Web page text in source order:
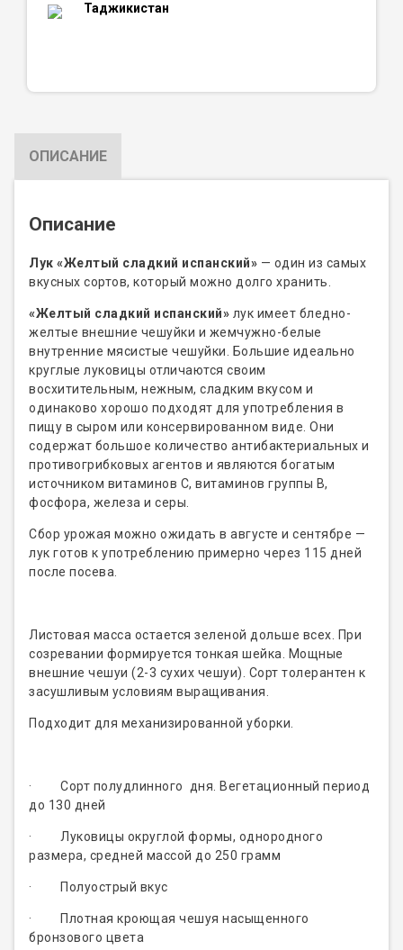
Таджикистан
ОПИСАНИЕ
Описание
Лук «Желтый сладкий испанский» — один из самых
вкусных сортов, который можно долго хранить.
«Желтый сладкий испанский» лук имеет бледно-
желтые внешние чешуйки и жемчужно-белые
внутренние мясистые чешуйки. Большие идеально
круглые луковицы отличаются своим
восхитительным, нежным, сладким вкусом и
одинаково хорошо подходят для употребления в
пищу в сыром или консервированном виде. Они
содержат большое количество антибактериальных и
противогрибковых агентов и являются богатым
источником витаминов С, витаминов группы В,
фосфора, железа и серы.
Сбор урожая можно ожидать в августе и сентябре —
лук готов к употреблению примерно через 115 дней
после посева.
Листовая масса остается зеленой дольше всех. При
созревании формируется тонкая шейка. Мощные
внешние чешуи (2-3 сухих чешуи). Сорт толерантен к
засушливым условиям выращивания.
Подходит для механизированной уборки.
· Сорт полудлинного дня. Вегетационный период
до 130 дней
· Луковицы округлой формы, однородного
размера, средней массой до 250 грамм
· Полуострый вкус
· Плотная кроющая чешуя насыщенного
бронзового цвета